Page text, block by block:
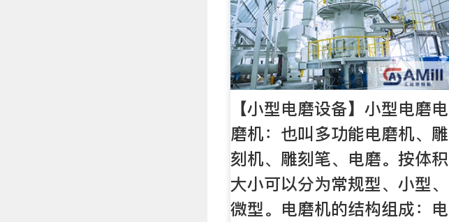
【小型电磨设备】小型电磨电
磨机：也叫多功能电磨机、雕
刻机、雕刻笔、电磨。按体积
大小可以分为常规型、小型、
微型。电磨机的结构组成：电